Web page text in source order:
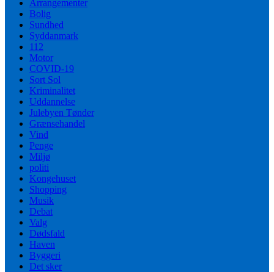
Arrangementer
Bolig
Sundhed
Syddanmark
112
Motor
COVID-19
Sort Sol
Kriminalitet
Uddannelse
Julebyen Tønder
Grænsehandel
Vind
Penge
Miljø
politi
Kongehuset
Shopping
Musik
Debat
Valg
Dødsfald
Haven
Byggeri
Det sker